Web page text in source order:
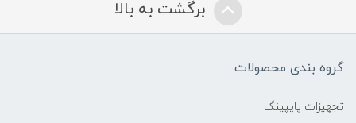
برگشت به بالا
گروه بندی محصولات
تجهیزات پایپینگ